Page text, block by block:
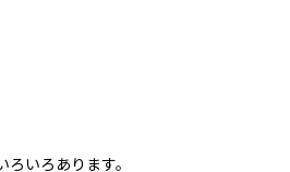
いろあります。